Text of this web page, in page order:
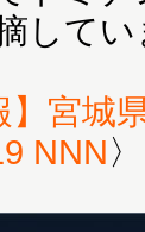
して
】宮城
NNN〉